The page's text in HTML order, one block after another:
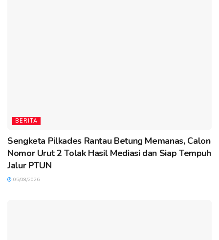
BERITA
Sengketa Pilkades Rantau Betung Memanas, Calon
Nomor Urut 2 Tolak Hasil Mediasi dan Siap Tempuh
Jalur PTUN
05/08/2026